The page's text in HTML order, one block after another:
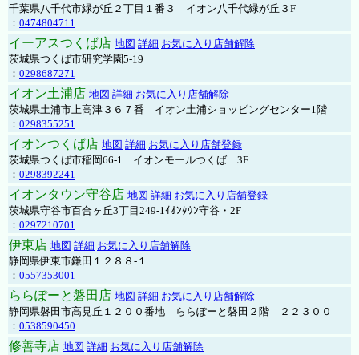
千葉県八千代市緑が丘２丁目１番３ イオン八千代緑が丘３F
： 0474804711
イーアスつくば店 地図 詳細 お気に入り店舗解除
茨城県つくば市研究学園5-19
： 0298687271
イオン土浦店 地図 詳細 お気に入り店舗解除
茨城県土浦市上高津３６７番 イオン土浦ショッピングセンター1階
： 0298355251
イオンつくば店 地図 詳細 お気に入り店舗登録
茨城県つくば市稲岡66-1 イオンモールつくば 3F
： 0298392241
イオンタウン守谷店 地図 詳細 お気に入り店舗登録
茨城県守谷市百合ヶ丘3丁目249-1ｲｵﾝﾀｳﾝ守谷・2F
： 0297210701
伊東店 地図 詳細 お気に入り店舗解除
静岡県伊東市鎌田１２８８-１
： 0557353001
ららぽーと磐田店 地図 詳細 お気に入り店舗解除
静岡県磐田市高見丘１２００番地 ららぽーと磐田２階 ２２３００
： 0538590450
修善寺店 地図 詳細 お気に入り店舗解除